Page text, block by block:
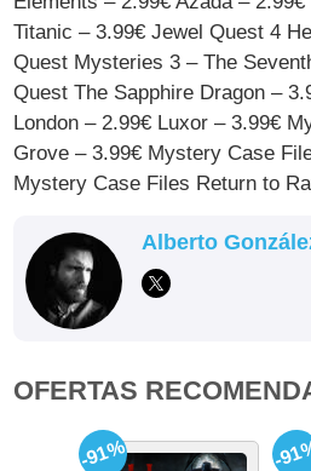
Titanic – 3.99€ Jewel Quest 4
Quest Mysteries 3 – The
Quest The Sapphire Dragon –
London – 2.99€ Luxor – 3.99€
Grove – 3.99€ Mystery Case
Mystery Case Files Return to
Alberto
OFERTAS
-91% -